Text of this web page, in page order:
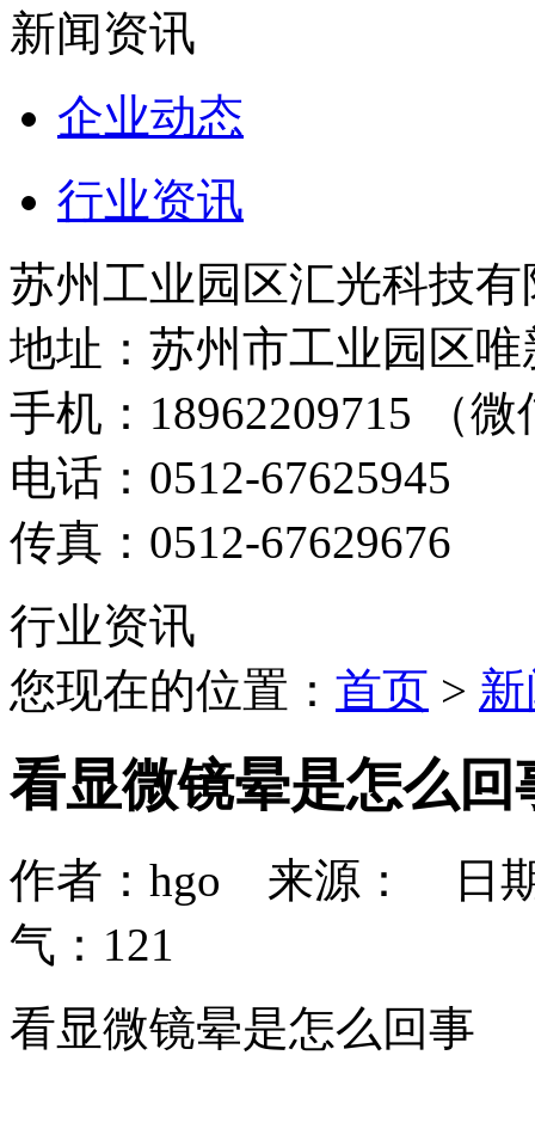
新闻资讯
企业动态
行业资讯
苏州工业园区汇光科技有
地址：苏州市工业园区唯
手机：18962209715 （
电话：0512-67625945
传真：0512-67629676
行业资讯
您现在的位置： 首页 >
看显微镜晕是怎么回
作者：hgo 来源： 日
气： 121
看显微镜晕是怎么回事